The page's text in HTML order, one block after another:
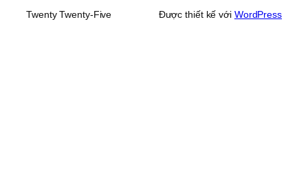
Twenty Twenty-Five Được thiết kế với WordPress